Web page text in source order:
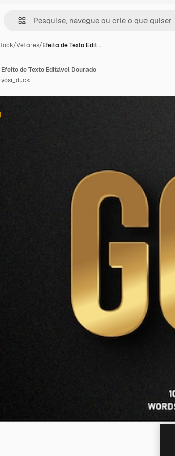
/Vetores/Efeito de Texto Edit…
Efeito de Texto Editável Dourado
yosi_duck